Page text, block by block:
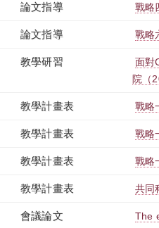
論文指導 戰略
論文指導 戰略
教學研習
面對
院（
教學計畫表 戰略
教學計畫表 戰略
教學計畫表 戰略
教學計畫表 共同
會議論文 The